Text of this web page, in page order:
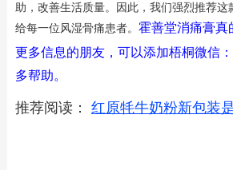
助，改善生活质量。因此，我们强烈推荐
给每一位风湿骨痛患者。 霍善堂消痛膏真
更多信息的朋友，可以添加梧桐微信：
多帮助。
推荐阅读： 红原牦牛奶粉新包装